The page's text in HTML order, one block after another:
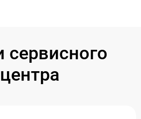
сервисного
центра